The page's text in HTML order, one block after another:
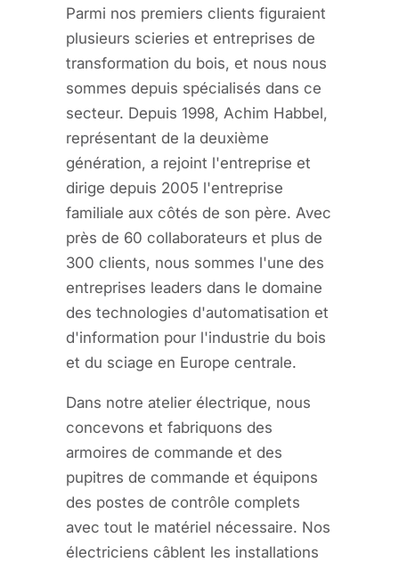
Parmi nos premiers clients figuraient
plusieurs scieries et entreprises de
transformation du bois, et nous nous
sommes depuis spécialisés dans ce
secteur. Depuis 1998, Achim Habbel,
représentant de la deuxième
génération, a rejoint l'entreprise et
dirige depuis 2005 l'entreprise
familiale aux côtés de son père. Avec
près de 60 collaborateurs et plus de
300 clients, nous sommes l'une des
entreprises leaders dans le domaine
des technologies d'automatisation et
d'information pour l'industrie du bois
et du sciage en Europe centrale.
Dans notre atelier électrique, nous
concevons et fabriquons des
armoires de commande et des
pupitres de commande et équipons
des postes de contrôle complets
avec tout le matériel nécessaire. Nos
électriciens câblent les installations